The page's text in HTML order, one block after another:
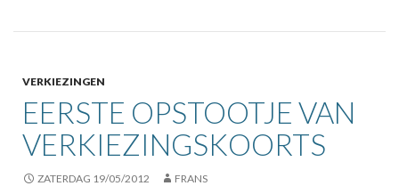
VERKIEZINGEN
EERSTE OPSTOOTJE VAN
VERKIEZINGSKOORTS
ZATERDAG 19/05/2012 FRANS